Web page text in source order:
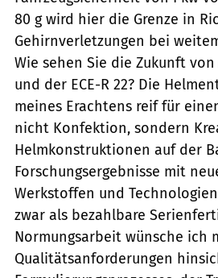
80 g wird hier die Grenze in
Gehirnverletzungen bei
Wie sehen Sie die Zukunft
und der ECE-R 22? Die
meines Erachtens reif für
nicht Konfektion, sondern
Helmkonstruktionen auf der
Forschungsergebnisse mit
Werkstoffen und Technologien
zwar als bezahlbare
Normungsarbeit wünsche ich
Qualitätsanforderungen